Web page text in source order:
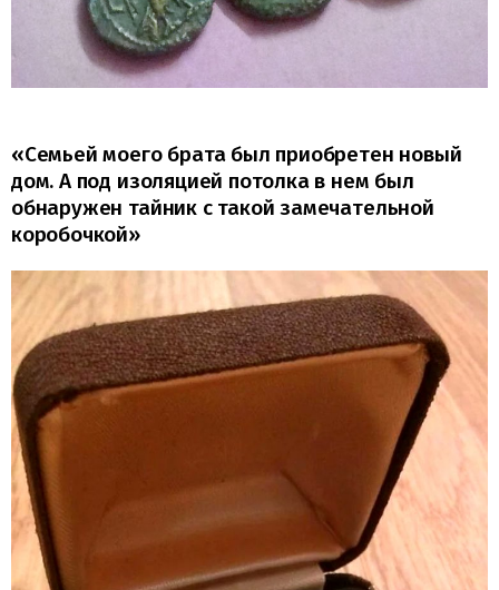
«Семьей моего брата был приобретен новый
дом. А под изоляцией потолка в нем был
обнаружен тайник с такой замечательной
коробочкой»